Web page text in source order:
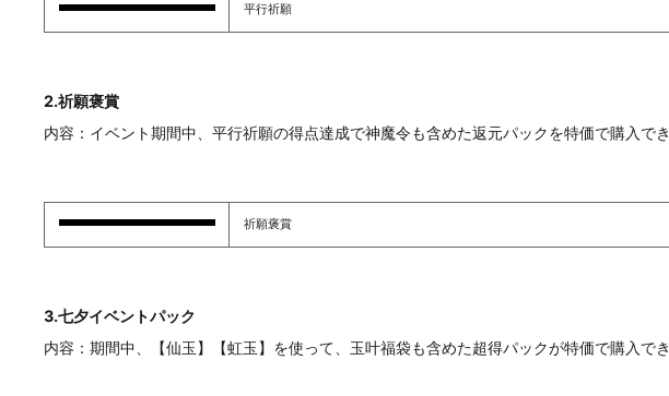
平行祈願
2.祈願褒賞
内容：イベント期間中、平行祈願の得点達成で神魔令も含めた返元パックを特価で購入でき
祈願褒賞
3.七夕イベントパック
内容：期間中、【仙玉】【虹玉】を使って、玉叶福袋も含めた超得パックが特価で購入でき